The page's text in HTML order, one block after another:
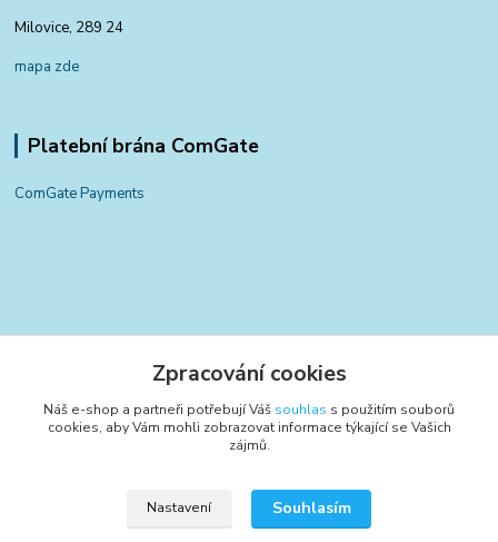
Milovice, 289 24
mapa zde
Platební brána ComGate
ComGate Payments
+420 797 834 700
(Po-Pá, 8-15:30 hod.)
Zpracování cookies
Náš e-shop a partneři potřebují Váš souhlas s použitím souborů
cookies, aby Vám mohli zobrazovat informace týkající se Vašich
zájmů.
Nastavení Souhlasím